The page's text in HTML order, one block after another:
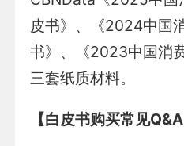
皮书》、《2024中国
书》、《2023中国消
三套纸质材料。
【白皮书购买常见Q&A